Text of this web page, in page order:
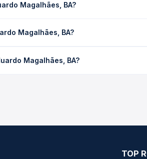
Magalhães, BA?
os horários disponíveis e vê a
Magalhães, BA?
preços de todas as viações em tempo
Magalhães, BA?
TOP